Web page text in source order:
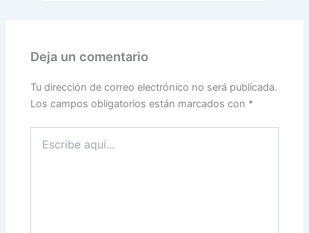
Deja un comentario
Tu dirección de correo electrónico no será publicada.
Los campos obligatorios están marcados con *
aquí...